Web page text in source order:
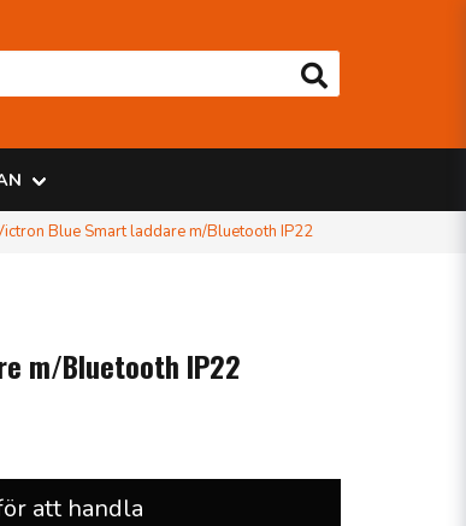
Blue Smart laddare m/Bluetooth IP22
m/Bluetooth IP22
att handla